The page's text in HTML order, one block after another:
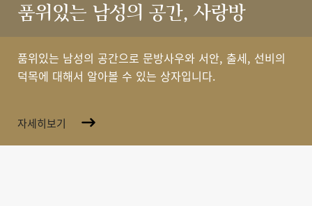
품위있는 남성의 공간, 사랑방
품위있는 남성의 공간으로 문방사우와 서안, 출세, 선비의
덕목에 대해서 알아볼 수 있는 상자입니다.
자세히보기